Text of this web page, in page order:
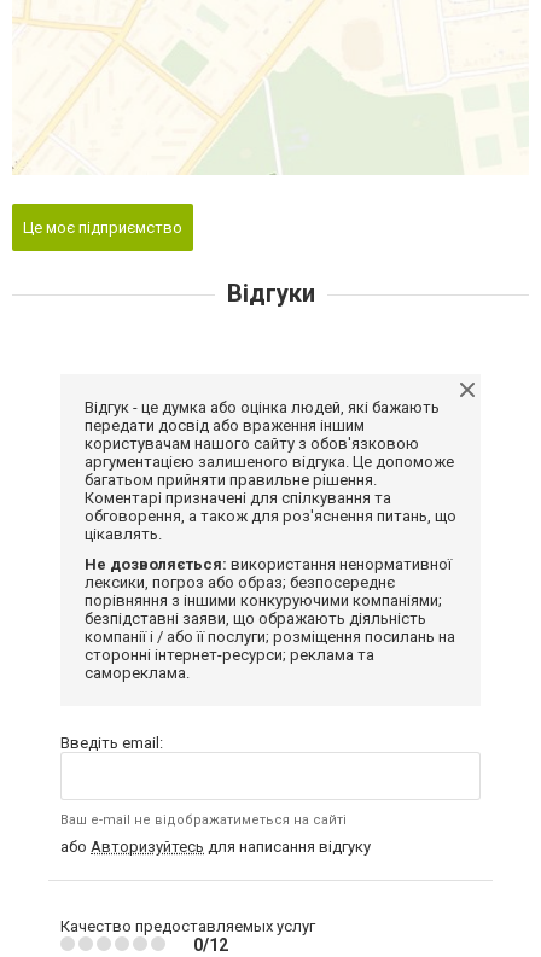
Це моє підприємство
Відгуки
Відгук - це думка або оцінка людей, які бажають
передати досвід або враження іншим
користувачам нашого сайту з обов'язковою
аргументацією залишеного відгука. Це допоможе
багатьом прийняти правильне рішення.
Коментарі призначені для спілкування та
обговорення, а також для роз'яснення питань, що
цікавлять.
Не дозволяється: використання ненормативної
лексики, погроз або образ; безпосереднє
порівняння з іншими конкуруючими компаніями;
безпідставні заяви, що ображають діяльність
компанії і / або її послуги; розміщення посилань на
сторонні інтернет-ресурси; реклама та
самореклама.
Введіть email:
Ваш e-mail не відображатиметься на сайті
або Авторизуйтесь для написання відгуку
Качество предоставляемых услуг
0/12